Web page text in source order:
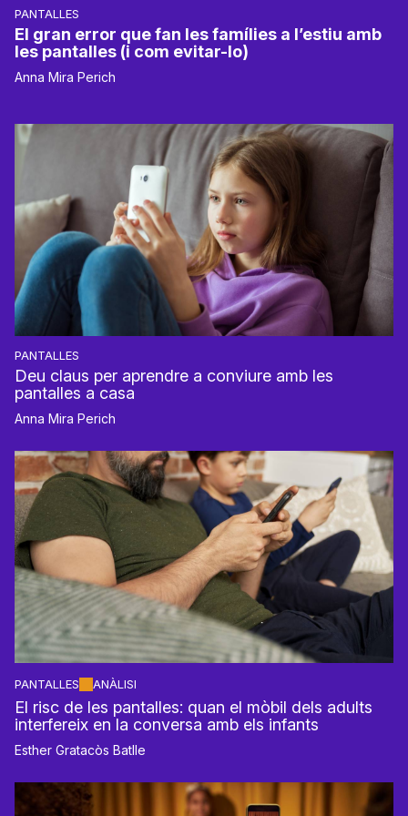
PANTALLES
El gran error que fan les famílies a l’estiu amb
les pantalles (i com evitar-lo)
Anna Mira Perich
PANTALLES
Deu claus per aprendre a conviure amb les
pantalles a casa
Anna Mira Perich
PANTALLES ANÀLISI
El risc de les pantalles: quan el mòbil dels adults
interfereix en la conversa amb els infants
Esther Gratacòs Batlle